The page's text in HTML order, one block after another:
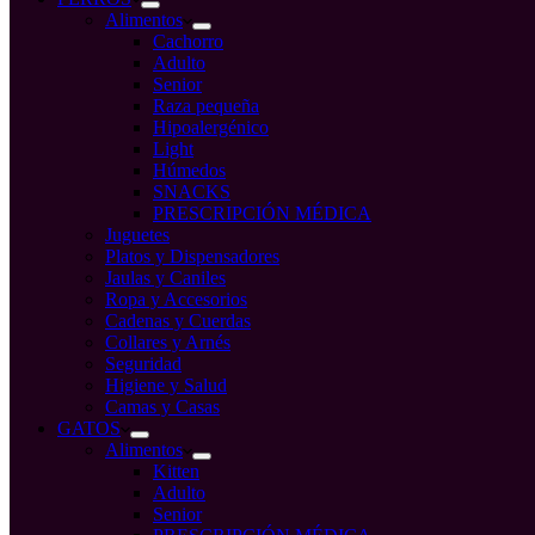
Alimentos
Cachorro
Adulto
Senior
Raza pequeña
Hipoalergénico
Light
Húmedos
SNACKS
PRESCRIPCIÓN MÉDICA
Juguetes
Platos y Dispensadores
Jaulas y Caniles
Ropa y Accesorios
Cadenas y Cuerdas
Collares y Arnés
Seguridad
Higiene y Salud
Camas y Casas
GATOS
Alimentos
Kitten
Adulto
Senior